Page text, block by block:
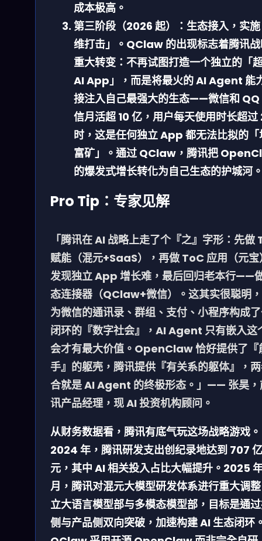
成本极高。
第三阶段（2026 起）：生态接入，实
维打击」。 QClaw 的出现标志着腾讯
重大转变：不再试图打造一个独立的「
AI App」，而是将最火的 AI Agent 能
接注入自己最强大的生态——微信和 QQ
信月活超 10 亿，用户每天使用时长超过
时，这是任何独立 App 都无法比拟的「
富矿」。通过 QClaw，腾讯把
的爆发式增长转化为自己生态的护城河
Pro Tip：专家见解
「腾讯在 AI 战略上走了个『之』字形：先做
赋能（混元+SaaS），再做 ToC 应用（元宝
发现独立 App 增长难，最后回归老本行——
态连接器（QClaw+微信）。这其实很聪明
为微信的通讯录、群组、支付、小程序构成
闭环的『数字社会』，AI Agent 只有嵌入这
会才有最大价值。OpenClaw 恰好提供了『
手』的躯壳，腾讯提供『有关系的躯体』，
合就是 AI Agent 的终极形态。」—— 张昊，
讯产品经理，现 AI 投资机构顾问。
从财务数据看，腾讯有底气玩这场战略游戏。
2024 年，腾讯研发支出创纪录地达到 707 亿
元，其中 AI 相关投入占比大幅提升。2025
月，腾讯对混元大模型研发体系进行重大调
立大语言模型部与多模态模型部，目标是通
侧与产品侧双向突破，加速构建 AI 生态闭环